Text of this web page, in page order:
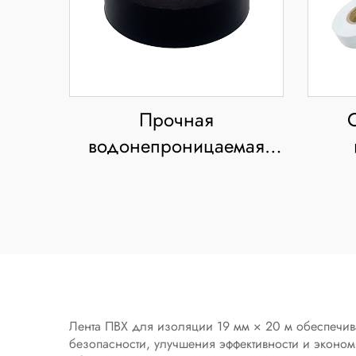
Прочная
водонепроницаемая
Лента ПВХ для изоляции 19 мм × 20 м
безопасности, улучшения эффективности и